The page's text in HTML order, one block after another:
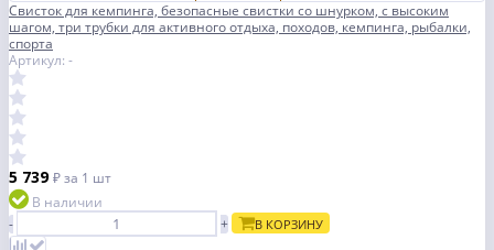
Свисток для кемпинга, безопасные свистки со шнурком, с высоким
шагом, три трубки для активного отдыха, походов, кемпинга, рыбалки,
спорта
Артикул: -
5 739₽за 1 шт
В наличии
-
+ В КОРЗИНУ